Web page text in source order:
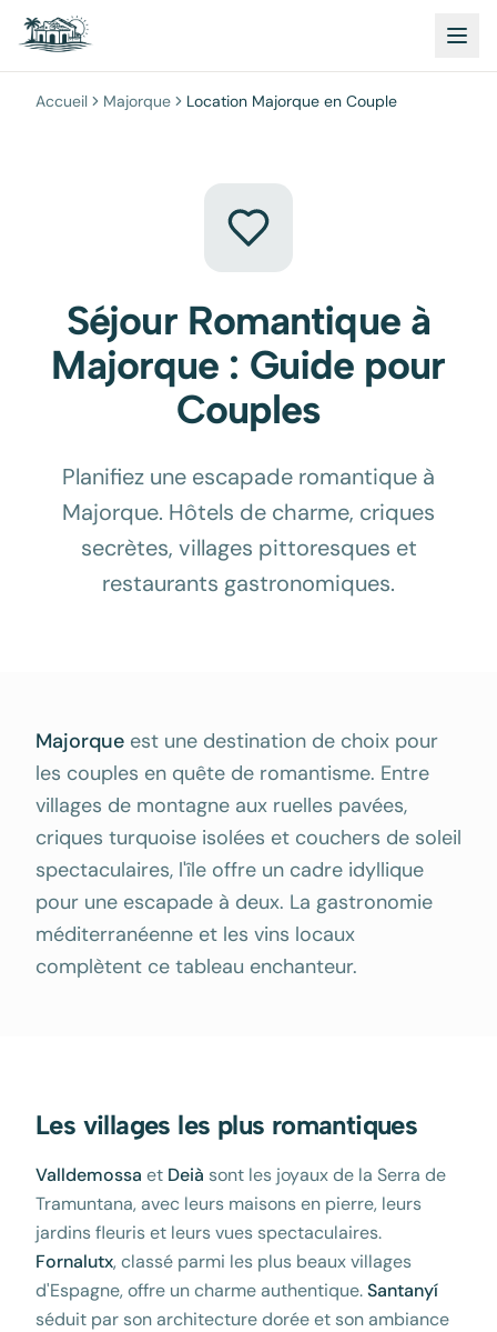
Accueil Majorque Location Majorque en Couple
Séjour Romantique à
Majorque : Guide pour
Couples
Planifiez une escapade romantique à
Majorque. Hôtels de charme, criques
secrètes, villages pittoresques et
restaurants gastronomiques.
Majorque est une destination de choix pour
les couples en quête de romantisme. Entre
villages de montagne aux ruelles pavées,
criques turquoise isolées et couchers de soleil
spectaculaires, l'île offre un cadre idyllique
pour une escapade à deux. La gastronomie
méditerranéenne et les vins locaux
complètent ce tableau enchanteur.
Les villages les plus romantiques
Valldemossa et Deià sont les joyaux de la Serra de
Tramuntana, avec leurs maisons en pierre, leurs
jardins fleuris et leurs vues spectaculaires.
Fornalutx, classé parmi les plus beaux villages
d'Espagne, offre un charme authentique.Santanyí
séduit par son architecture dorée et son ambiance